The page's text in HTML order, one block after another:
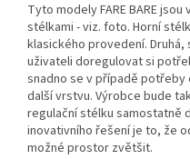
Tyto modely FARE BARE
stélkami - viz. foto. Horní
klasického provedení.
uživateli doregulovat si
snadno se v případě potřeby
další vrstvu. Výrobce bude
regulační stélku samostatně
inovativního řešení je to, že
možné prostor zvětšit.